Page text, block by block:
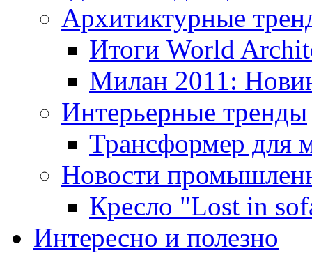
Архитиктурные
Итоги World
Милан 2011:
Интерьерные тренды
Трансформер для
Новости
Кресло "Lost in
Интересно и полезно